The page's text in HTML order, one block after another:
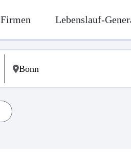
Firmen Lebenslauf-